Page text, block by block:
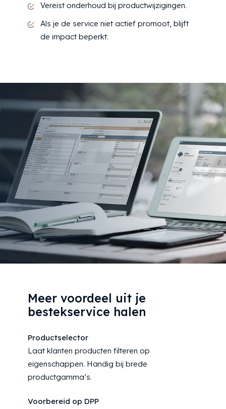
Vereist onderhoud bij productwijzigingen.
Als je de service niet actief promoot, blijft
de impact beperkt.
Meer voordeel uit je
bestekservice halen
Productselector
Laat klanten producten filteren op
eigenschappen. Handig bij brede
productgamma’s.
Voorbereid op DPP